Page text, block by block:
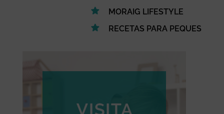
MORAIG LIFESTYLE
RECETAS PARA PEQUES